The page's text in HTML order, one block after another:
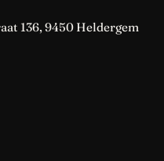
136, 9450 Heldergem